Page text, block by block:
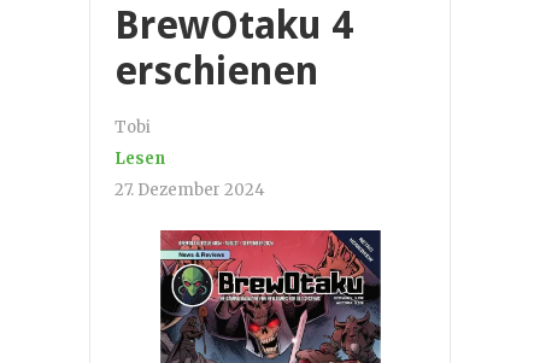
BrewOtaku 4
erschienen
Tobi
Lesen
27. Dezember 2024